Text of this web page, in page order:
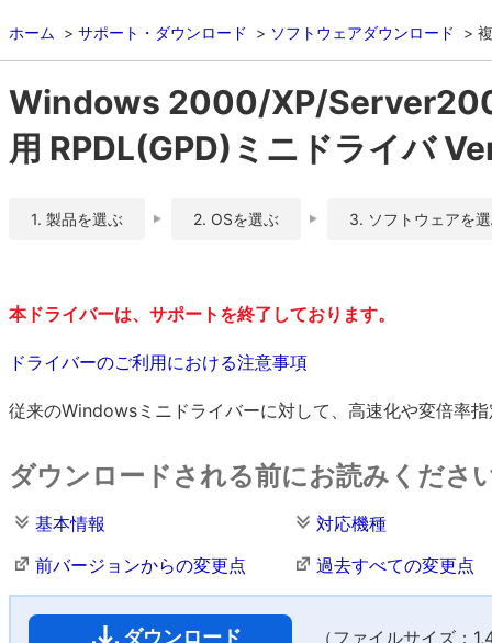
ホーム サポート・ダウンロード ソフトウェアダウンロード
Windows 2000/XP/
用 RPDL(GPD)ミニドライバ
1. 製品を選ぶ 2. OSを選ぶ 3. ソフトウェアを
本ドライバーは、サポートを終了しております。
ドライバーのご利用における注意事項
従来のWindowsミニドライバーに対して、高速化や変倍率
ダウンロードされる前にお読みくださ
基本情報
対応機種
前バージョンからの変更点
過去すべての変更点
ダウンロード （ファイルサイズ：